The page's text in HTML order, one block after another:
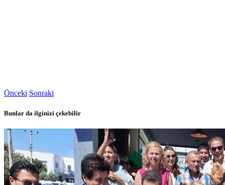
Önceki Sonraki
Bunlar da ilginizi çekebilir